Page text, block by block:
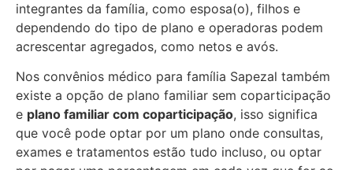
integrantes da família, como esposa(o), filhos e
dependendo do tipo de plano e operadoras podem
acrescentar agregados, como netos e avós.
Nos convênios médico para família Sapezal também
existe a opção de plano familiar sem coparticipação
e plano familiar com coparticipação, isso significa
que você pode optar por um plano onde consultas,
exames e tratamentos estão tudo incluso, ou optar